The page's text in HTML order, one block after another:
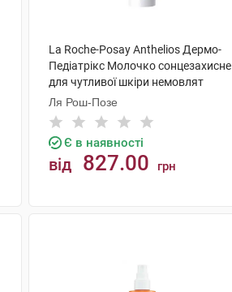
La Roche-Posay Anthelios Дермо-
Педіатрікс Молочко сонцезахисне
для чутливої шкіри немовлят
SPF50+ 50 мл 1 туба
Ля Рош-Позе
Є в наявності
від 827.00 грн